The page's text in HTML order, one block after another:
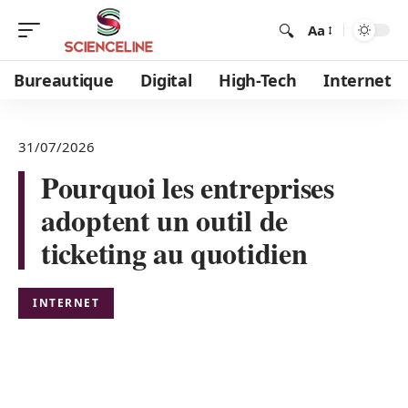
Aa
Bureautique Digital High-Tech Internet
31/07/2026
Pourquoi les entreprises
adoptent un outil de
ticketing au quotidien
INTERNET